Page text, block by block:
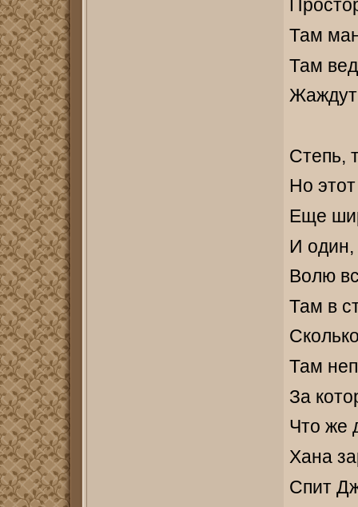
Там
Там
Жаждут
Степь,
Но
Еще
И один,
Волю
Там в
Там
За
Что же
Хана
Спит